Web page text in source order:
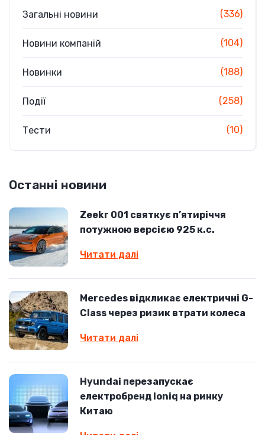
Загальні новини (336)
Новини компаній (104)
Новинки (188)
Події (258)
Тести (10)
Останні новини
Zeekr 001 святкує п’ятиріччя
потужною версією 925 к.с.
Читати далі
Mercedes відкликає електричні G-
Class через ризик втрати колеса
Читати далі
Hyundai перезапускає
електробренд Ioniq на ринку
Китаю